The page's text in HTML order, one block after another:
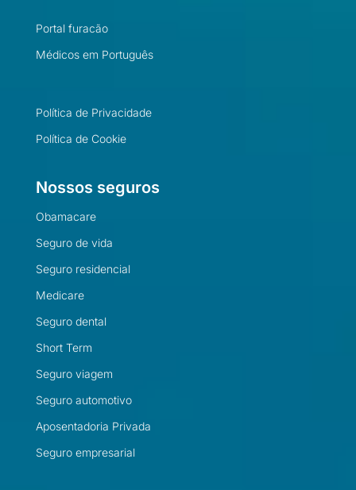
Portal furacão
Médicos em Português
Política de Privacidade
Política de Cookie
Nossos seguros
Obamacare
Seguro de vida
Seguro residencial
Medicare
Seguro dental
Short Term
Seguro viagem
Seguro automotivo
Aposentadoria Privada
Seguro empresarial